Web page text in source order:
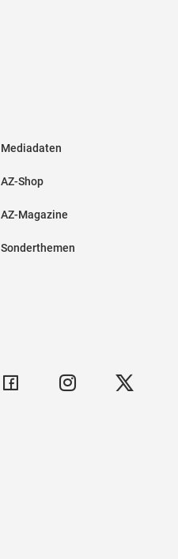
Mediadaten
AZ-Shop
AZ-Magazine
Sonderthemen